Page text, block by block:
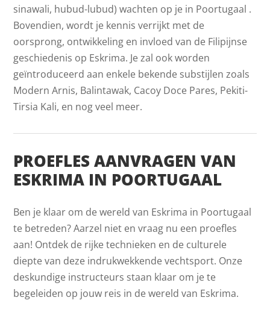
sinawali, hubud-lubud) wachten op je in Poortugaal .
Bovendien, wordt je kennis verrijkt met de
oorsprong, ontwikkeling en invloed van de Filipijnse
geschiedenis op Eskrima. Je zal ook worden
geïntroduceerd aan enkele bekende substijlen zoals
Modern Arnis, Balintawak, Cacoy Doce Pares, Pekiti-
Tirsia Kali, en nog veel meer.
PROEFLES AANVRAGEN VAN
ESKRIMA IN POORTUGAAL
Ben je klaar om de wereld van Eskrima in Poortugaal
te betreden? Aarzel niet en vraag nu een proefles
aan! Ontdek de rijke technieken en de culturele
diepte van deze indrukwekkende vechtsport. Onze
deskundige instructeurs staan klaar om je te
begeleiden op jouw reis in de wereld van Eskrima.